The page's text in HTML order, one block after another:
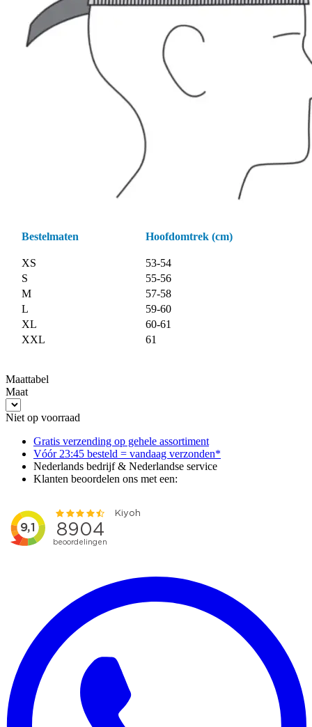
Bestelmaten Hoofdomtrek (cm)
XS
53-54
S
55-56
M
57-58
L
59-60
XL
60-61
XXL
61
Maattabel
Maat
Niet op voorraad
Gratis verzending op gehele assortiment
Vóór 23:45 besteld = vandaag verzonden*
Nederlands bedrijf & Nederlandse service
Klanten beoordelen ons met een: